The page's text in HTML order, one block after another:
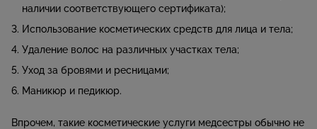
наличии соответствующего сертификата);
Использование косметических средств для лица и тела;
Удаление волос на различных участках тела;
Уход за бровями и ресницами;
Маникюр и педикюр.
Впрочем, такие косметические услуги медсестры обычно не